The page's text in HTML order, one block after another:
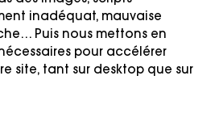
inadéquat, mauvaise
Puis nous mettons en
pour accélérer
site, tant sur desktop que sur